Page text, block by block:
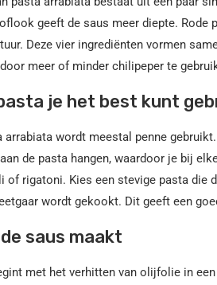
geeft de saus meer diepte.
Deze vier ingrediënten vormen
meer of minder chilipeper te
je het best kunt
arrabiata wordt meestal penne
de pasta hangen, waardoor je bij
of rigatoni. Kies een stevige pasta die
wordt gekookt. Dit geeft een
saus maakt
met het verhitten van olijfolie in